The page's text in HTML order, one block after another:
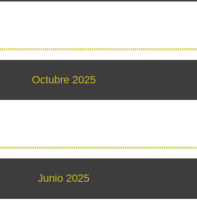
Octubre 2025
Junio 2025